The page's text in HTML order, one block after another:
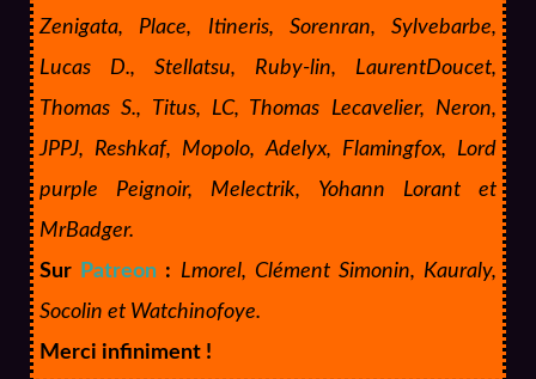
Zenigata, Place, Itineris, Sorenran, Sylvebarbe,
Lucas D., Stellatsu, Ruby-lin, LaurentDoucet,
Thomas S., Titus, LC, Thomas Lecavelier, Neron,
JPPJ, Reshkaf, Mopolo, Adelyx, Flamingfox, Lord
purple Peignoir, Melectrik, Yohann Lorant et
MrBadger.
Sur Patreon : Lmorel, Clément Simonin, Kauraly,
Socolin et Watchinofoye.
Merci infiniment !